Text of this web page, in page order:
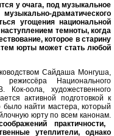
у очага, под музыкальное
драматического
угощения национальной
темноты, когда
которое в старину
юрты может стать любой
Сайдаша Монгуша,
Национального
Кок-оола, художественного
активной подготовкой к
найти мастера, который
юрту по всем канонам.
практичности,
утеплители, однако